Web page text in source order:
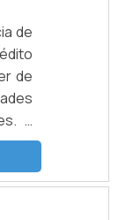
de
de
É
a
de